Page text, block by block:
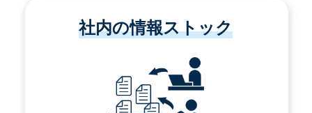
社内の情報ストック